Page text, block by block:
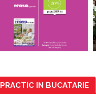
PRACTIC IN BUCATARIE